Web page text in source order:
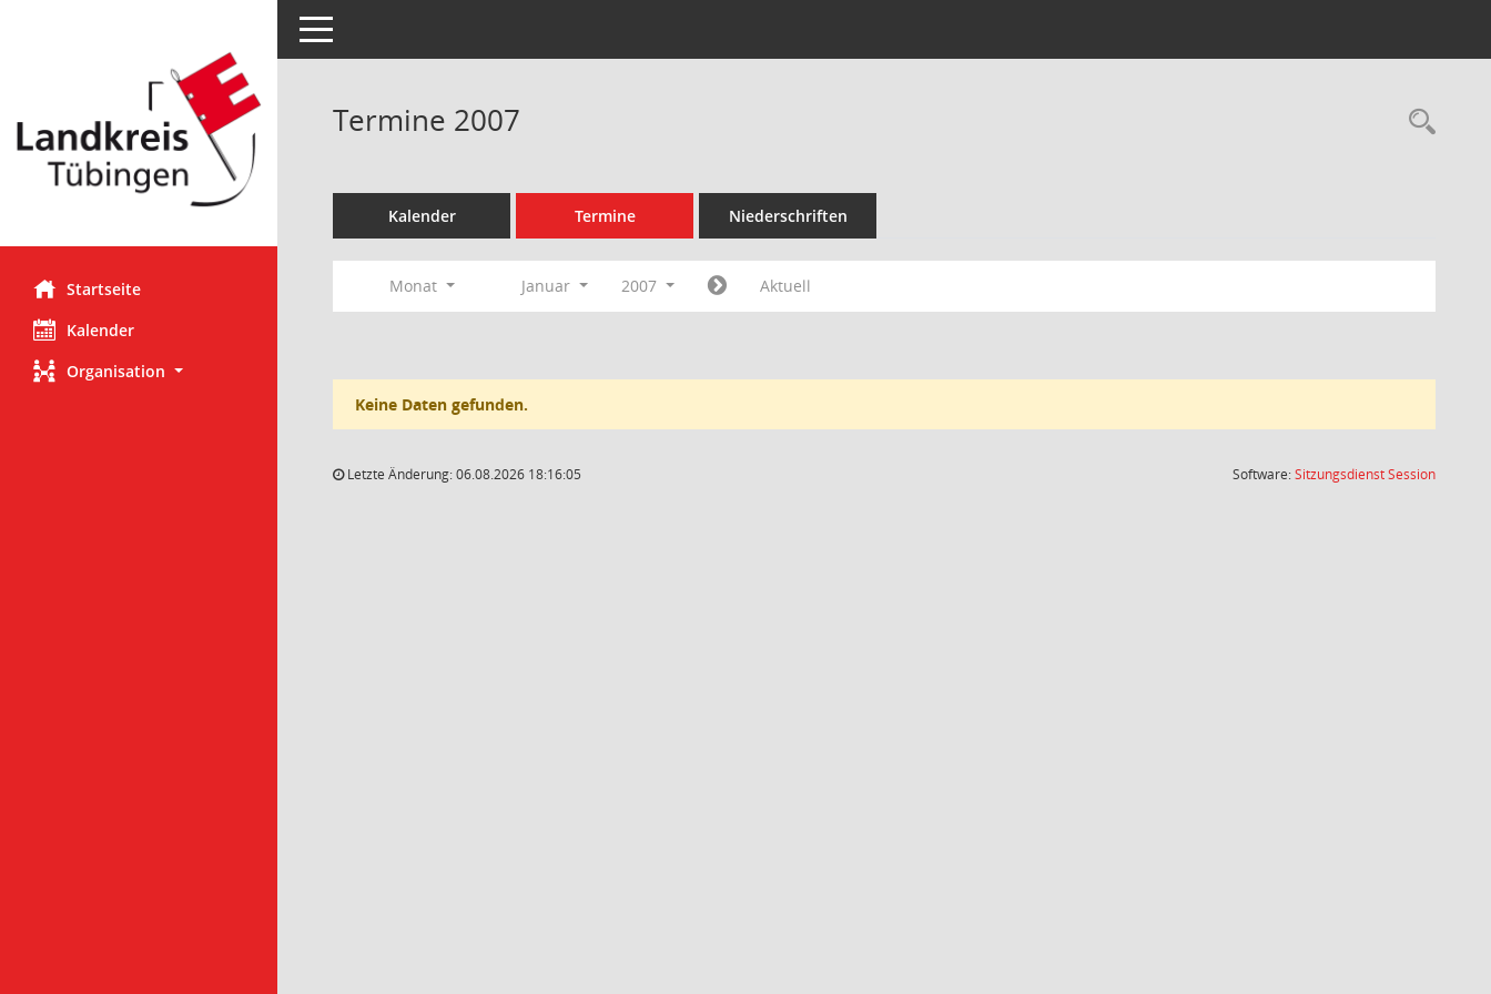
Startseite
Kalender
Organisation
Toggle navigation
Termine 2007
Kalender Termine Niederschriften
Monat Januar 2007 Aktuell
Keine Daten gefunden.
Letzte Änderung: 06.08.2026 18:16:05 Software:SitzungsdienstSession(Wird in